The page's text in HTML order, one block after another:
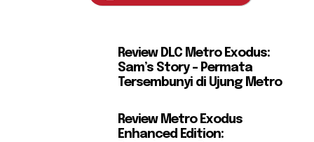
Review DLC Metro Exodus:
Sam’s Story – Permata
Tersembunyi di Ujung Metro
Review Metro Exodus
Enhanced Edition: